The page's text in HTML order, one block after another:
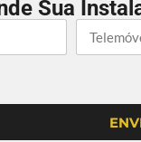
Sua